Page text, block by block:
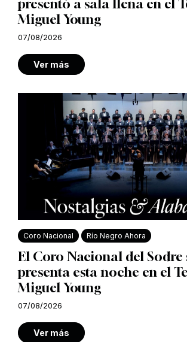
presentó a sala llena en el
Miguel Young
07/08/2026
Ver más
Coro Nacional Río Negro Ahora
El Coro Nacional del Sodre
presenta esta noche en el
Miguel Young
07/08/2026
Ver más